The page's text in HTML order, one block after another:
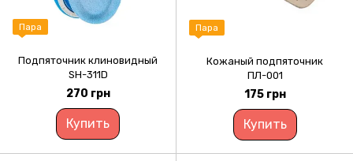
Пара
Подпяточник клиновидный
SH-311D
270 грн
Купить
Пара
Кожаный подпяточник
ПЛ-001
175 грн
Купить